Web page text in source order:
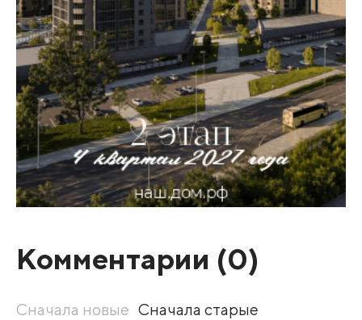
Комментарии (0)
Сначала новые Сначала старые